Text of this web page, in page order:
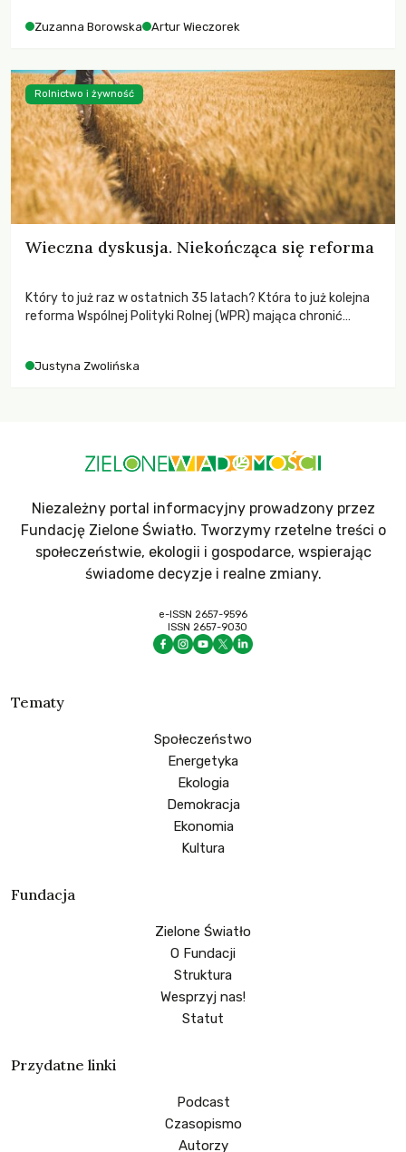
Zuzanna Borowska Artur Wieczorek
Wieczna dyskusja. Niekończąca się reforma
Który to już raz w ostatnich 35 latach? Która to już kolejna
reforma Wspólnej Polityki Rolnej (WPR) mająca chronić
Justyna Zwolińska
Rolnictwo i żywność
Niezależny portal informacyjny prowadzony przez
Fundację Zielone Światło. Tworzymy rzetelne treści o
społeczeństwie, ekologii i gospodarce, wspierając
świadome decyzje i realne zmiany.
e-ISSN 2657-9596
ISSN 2657-9030
Tematy
Społeczeństwo
Energetyka
Ekologia
Demokracja
Ekonomia
Kultura
Fundacja
Zielone Światło
O Fundacji
Struktura
Wesprzyj nas!
Statut
Przydatne linki
Podcast
Czasopismo
Autorzy